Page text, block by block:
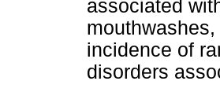
associated
incidence of
disorders